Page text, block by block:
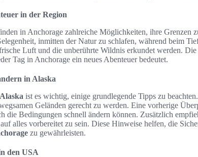
in der Region
in Anchorage zahlreiche Möglichkeiten, ihre Grenzen
inmitten der Natur zu schlafen, während beim
Luft und die unberührte Wildnis erkundet werden.
Tag in Anchorage ein neues Abenteuer bedeutet.
in Alaska
Alaska ist es wichtig, einige grundlegende Tipps zu
Geländen gerecht zu werden. Eine vorherige
die Bedingungen schnell ändern können. Zusätzlich
alles vorbereitet zu sein. Diese Hinweise helfen, die
zu gewährleisten.
den USA